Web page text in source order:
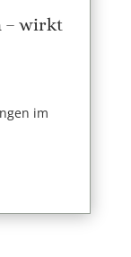
– wirkt
im